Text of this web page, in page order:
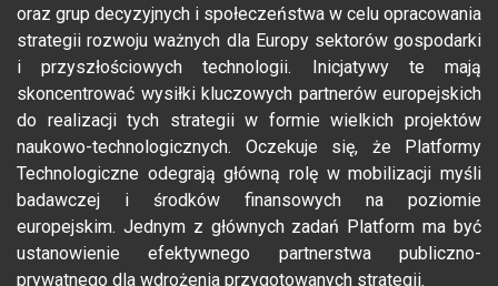
oraz grup decyzyjnych i społeczeństwa w celu opracowania
strategii rozwoju ważnych dla Europy sektorów gospodarki
i przyszłościowych technologii. Inicjatywy te mają
skoncentrować wysiłki kluczowych partnerów europejskich
do realizacji tych strategii w formie wielkich projektów
naukowo-technologicznych. Oczekuje się, że Platformy
Technologiczne odegrają główną rolę w mobilizacji myśli
badawczej i środków finansowych na poziomie
europejskim. Jednym z głównych zadań Platform ma być
ustanowienie efektywnego partnerstwa publiczno-
prywatnego dla wdrożenia przygotowanych strategii.